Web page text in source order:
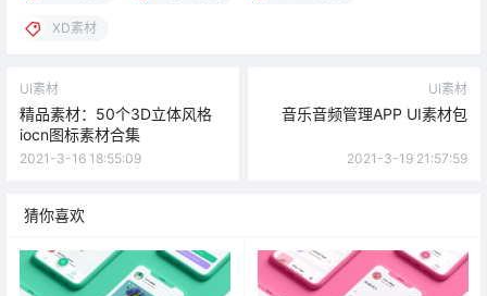
XD素材
UI素材
精品素材：50个3D立体风格
iocn图标素材合集
2021-3-16 18:55:09
UI素材
音乐音频管理APP UI素材包
2021-3-19 21:57:59
猜你喜欢